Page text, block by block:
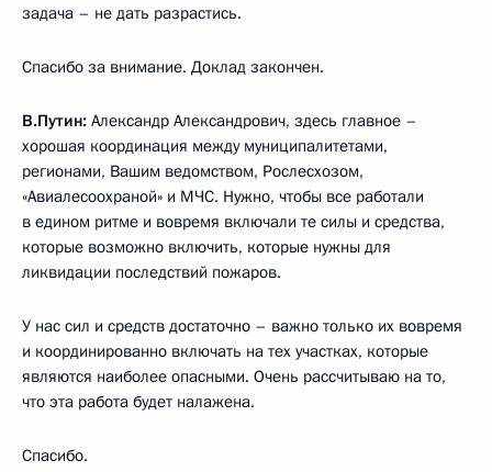
задача – не дать разрастись.
Спасибо за внимание. Доклад закончен.
В.Путин: Александр Александрович, здесь главное –
хорошая координация между муниципалитетами,
регионами, Вашим ведомством, Рослесхозом,
«Авиалесоохраной» и МЧС. Нужно, чтобы все работали
в едином ритме и вовремя включали те силы и средства,
которые возможно включить, которые нужны для
ликвидации последствий пожаров.
У нас сил и средств достаточно – важно только их вовремя
и координированно включать на тех участках, которые
являются наиболее опасными. Очень рассчитываю на то,
что эта работа будет налажена.
Спасибо.